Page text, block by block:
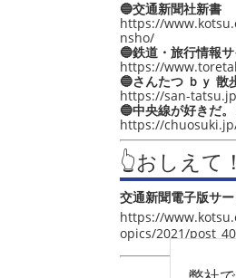
🔵交通新聞社新書
https://
nsho/
🔵鉄道・旅行情報サ
https://
🔵さんたつ ｂｙ 散
https://san-
🔵中央線が好きだ
https://
👆おしえ
交通新聞電子版サ
https://
opics/2021/